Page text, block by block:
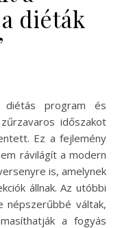
diéták
időszakot
Ez a fejlemény
rávilágít a modern
is, amelynek
állnak. Az utóbbi
népszerűbbé váltak,
a fogyás